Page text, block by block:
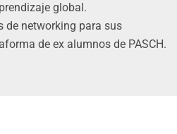
global.
de networking para sus
de ex alumnos de PASCH.